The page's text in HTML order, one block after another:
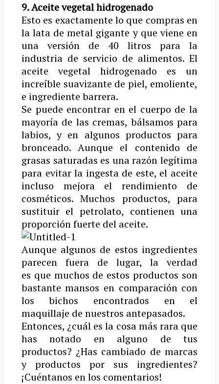
9. Aceite vegetal hidrogenado
Esto es exactamente lo que compras en
la lata de metal gigante y que viene en
una versión de 40 litros para la
industria de servicio de alimentos. El
aceite vegetal hidrogenado es un
increíble suavizante de piel, emoliente,
e ingrediente barrera.
Se puede encontrar en el cuerpo de la
mayoría de las cremas, bálsamos para
labios, y en algunos productos para
bronceado. Aunque el contenido de
grasas saturadas es una razón legítima
para evitar la ingesta de este, el aceite
incluso mejora el rendimiento de
cosméticos. Muchos productos, para
sustituir el petrolato, contienen una
proporción fuerte del aceite.
Aunque algunos de estos ingredientes
parecen fuera de lugar, la verdad
es que muchos de estos productos son
bastante mansos en comparación con
los bichos encontrados en el
maquillaje de nuestros antepasados.
Entonces, ¿cuál es la cosa más rara que
has notado en alguno de tus
productos? ¿Has cambiado de marcas
y productos por sus ingredientes?
¡Cuéntanos en los comentarios!